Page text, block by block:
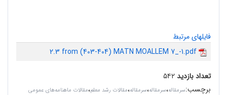
فایلهای مرتبط
2.3 from (403-404) MATN MOALLEM 7_-1.pdf
تعداد بازدید۵۴۲
برچسب:سرمقاله‌،سرمقاله،سرمقاله،مقالات رشد معلم،مقالات ماهنامه‌های عمومی